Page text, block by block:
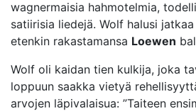
wagnermaisia hahmotelmia,
satiirisia liedejä. Wolf halusi jatkaa
etenkin rakastamansa Loewen
Wolf oli kaidan tien kulkija, joka
loppuun saakka vietyä
arvojen läpivalaisua: ”Taiteen